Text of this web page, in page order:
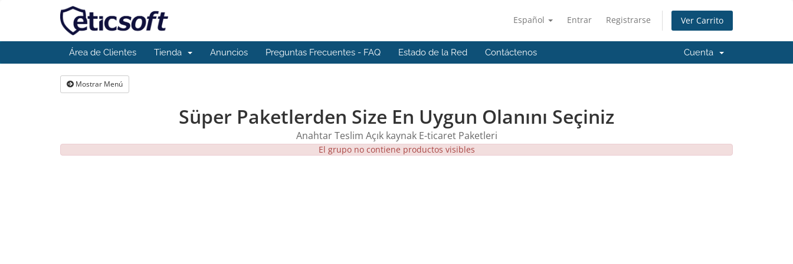
Español Entrar Registrarse Ver Carrito
Área de Clientes Tienda Anuncios Preguntas Frecuentes - FAQ Estado de la Red Contáctenos Cuenta
Mostrar Menú
Süper Paketlerden Size En Uygun Olanını Seçiniz
Anahtar Teslim Açık kaynak E-ticaret Paketleri
El grupo no contiene productos visibles